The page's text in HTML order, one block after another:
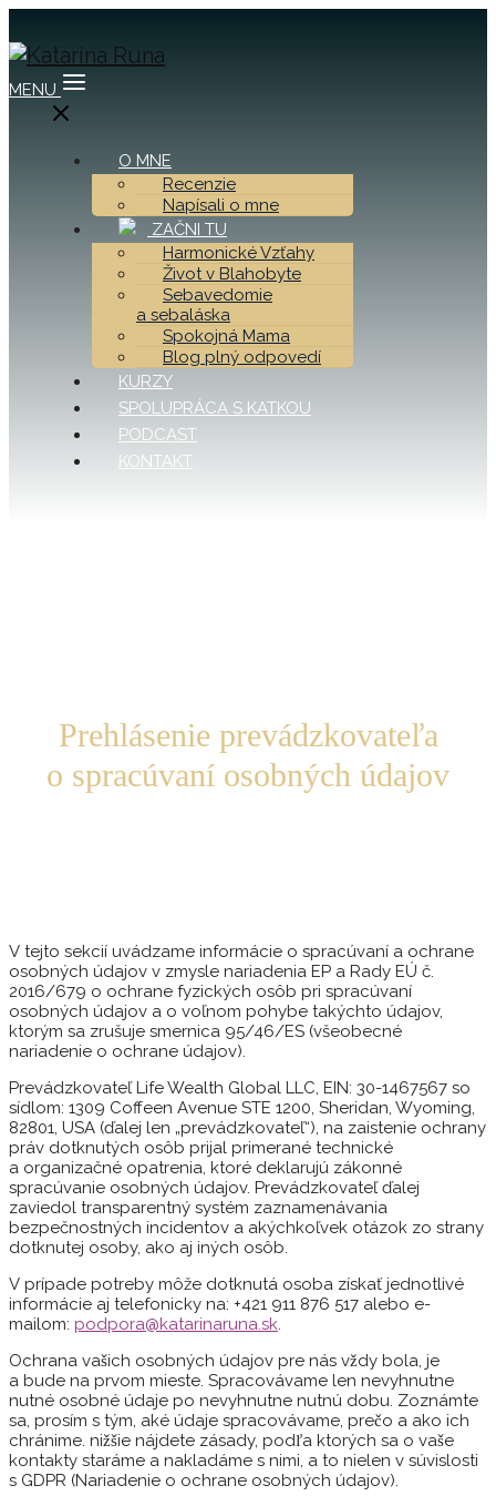
MENU
O MNE
Recenzie
Napísali o mne
ZAČNI TU
Harmonické Vzťahy
Život v Blahobyte
Sebavedomie
a sebaláska
Spokojná Mama
Blog plný odpovedí
KURZY
SPOLUPRÁCA S KATKOU
PODCAST
KONTAKT
Prehlásenie prevádzkovateľa
o spracúvaní osobných údajov
V tejto sekcií uvádzame informácie o spracúvaní a ochrane
osobných údajov v zmysle nariadenia EP a Rady EÚ č.
2016/679 o ochrane fyzických osôb pri spracúvaní
osobných údajov a o voľnom pohybe takýchto údajov,
ktorým sa zrušuje smernica 95/46/ES (všeobecné
nariadenie o ochrane údajov).
Prevádzkovateľ Life Wealth Global LLC, EIN: 30-1467567 so
sídlom: 1309 Coffeen Avenue STE 1200, Sheridan, Wyoming,
82801, USA (ďalej len „prevádzkovateľ“), na zaistenie ochrany
práv dotknutých osôb prijal primerané technické
a organizačné opatrenia, ktoré deklarujú zákonné
spracúvanie osobných údajov. Prevádzkovateľ ďalej
zaviedol transparentný systém zaznamenávania
bezpečnostných incidentov a akýchkoľvek otázok zo strany
dotknutej osoby, ako aj iných osôb.
V prípade potreby môže dotknutá osoba získať jednotlivé
informácie aj telefonicky na: +421 911 876 517 alebo e-
mailom: podpora@katarinaruna.sk.
Ochrana vašich osobných údajov pre nás vždy bola, je
a bude na prvom mieste. Spracovávame len nevyhnutne
nutné osobné údaje po nevyhnutne nutnú dobu. Zoznámte
sa, prosím s tým, aké údaje spracovávame, prečo a ako ich
chránime. nižšie nájdete zásady, podľa ktorých sa o vaše
kontakty staráme a nakladáme s nimi, a to nielen v súvislosti
s GDPR (Nariadenie o ochrane osobných údajov).